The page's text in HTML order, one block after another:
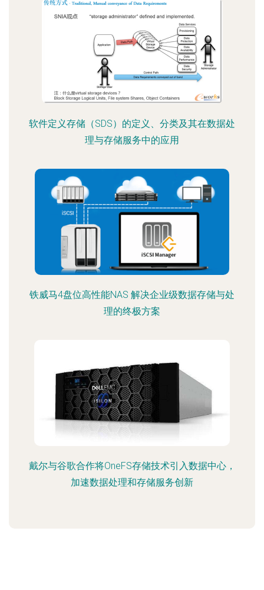
软件定义存储（SDS）的定义、分类及其在数据处
理与存储服务中的应用
铁威马4盘位高性能NAS 解决企业级数据存储与处
理的终极方案
戴尔与谷歌合作将OneFS存储技术引入数据中心，
加速数据处理和存储服务创新